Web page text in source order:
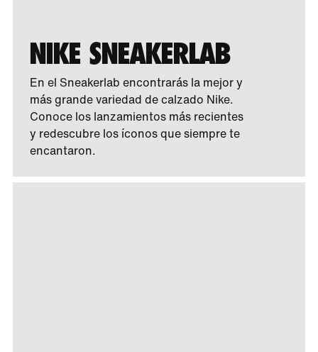
NIKE SNEAKERLAB
En el Sneakerlab encontrarás la mejor y
más grande variedad de calzado Nike.
Conoce los lanzamientos más recientes
y redescubre los íconos que siempre te
encantaron.